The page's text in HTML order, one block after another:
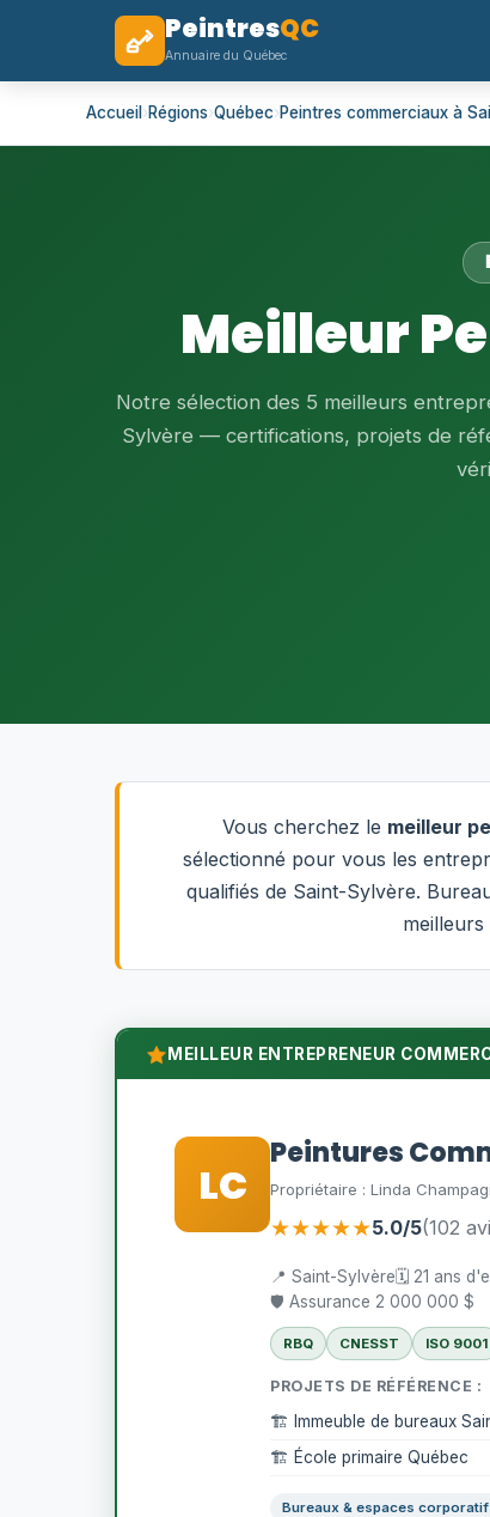
PeintresQC
Annuaire du Québec
Accueil ›Régions›Québec›Peintres commerciaux à
Meilleur
Notre sélection des 5 meilleurs
Sylvère — certifications, projets de
Vous cherchez le meilleur
sélectionné pour vous les
qualifiés de Saint-Sylvère.
MEILLEUR ENTREPRENEUR
LC
Peintures
Propriétaire : Linda
★★★★★5.0/5(102
📍 Saint-Sylvère🗓️ 21 ans
🛡️ Assurance 2 000 000 $
RBQ CNESST ISO 9001
PROJETS DE RÉFÉRENCE :
🏗️ Immeuble de bureaux
🏗️ École primaire Québec
Bureaux & espaces